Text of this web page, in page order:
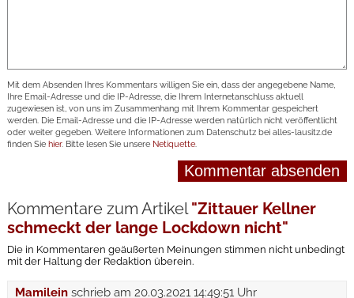
Mit dem Absenden Ihres Kommentars willigen Sie ein, dass der angegebene Name,
Ihre Email-Adresse und die IP-Adresse, die Ihrem Internetanschluss aktuell
zugewiesen ist, von uns im Zusammenhang mit Ihrem Kommentar gespeichert
werden. Die Email-Adresse und die IP-Adresse werden natürlich nicht veröffentlicht
oder weiter gegeben. Weitere Informationen zum Datenschutz bei alles-lausitz.de
finden Sie hier. Bitte lesen Sie unsere Netiquette.
Kommentare zum Artikel"Zittauer Kellner
schmeckt der lange Lockdown nicht"
Die in Kommentaren geäußerten Meinungen stimmen nicht unbedingt
mit der Haltung der Redaktion überein.
Mamilein schrieb am 20.03.2021 14:49:51 Uhr